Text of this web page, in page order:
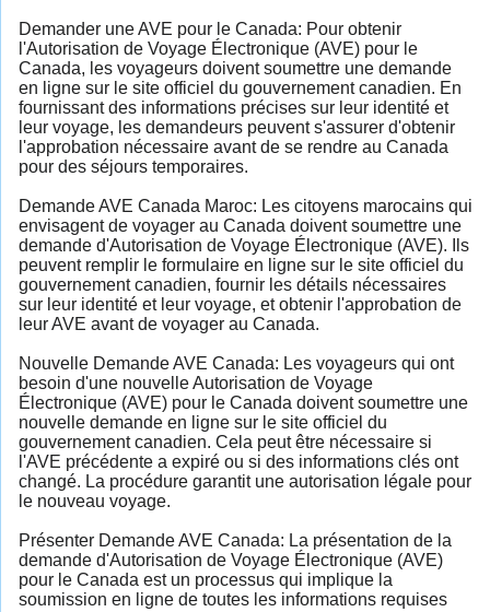
Demander une AVE pour le Canada: Pour obtenir
l'Autorisation de Voyage Électronique (AVE) pour le
Canada, les voyageurs doivent soumettre une demande
en ligne sur le site officiel du gouvernement canadien. En
fournissant des informations précises sur leur identité et
leur voyage, les demandeurs peuvent s'assurer d'obtenir
l'approbation nécessaire avant de se rendre au Canada
pour des séjours temporaires.
Demande AVE Canada Maroc: Les citoyens marocains qui
envisagent de voyager au Canada doivent soumettre une
demande d'Autorisation de Voyage Électronique (AVE). Ils
peuvent remplir le formulaire en ligne sur le site officiel du
gouvernement canadien, fournir les détails nécessaires
sur leur identité et leur voyage, et obtenir l'approbation de
leur AVE avant de voyager au Canada.
Nouvelle Demande AVE Canada: Les voyageurs qui ont
besoin d'une nouvelle Autorisation de Voyage
Électronique (AVE) pour le Canada doivent soumettre une
nouvelle demande en ligne sur le site officiel du
gouvernement canadien. Cela peut être nécessaire si
l'AVE précédente a expiré ou si des informations clés ont
changé. La procédure garantit une autorisation légale pour
le nouveau voyage.
Présenter Demande AVE Canada: La présentation de la
demande d'Autorisation de Voyage Électronique (AVE)
pour le Canada est un processus qui implique la
soumission en ligne de toutes les informations requises